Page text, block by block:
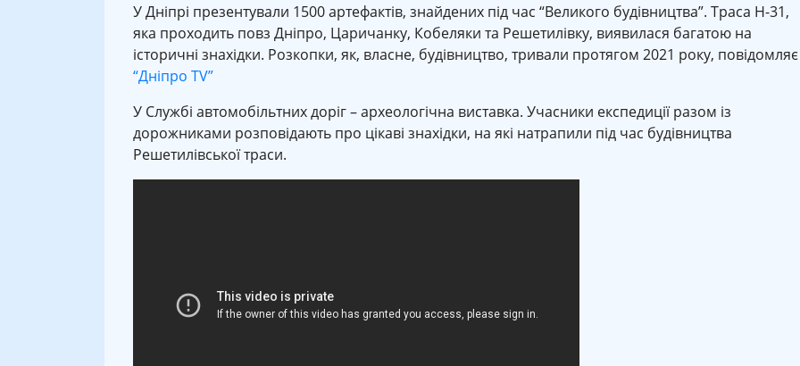
У Дніпрі презентували 1500 артефактів, знайдених під час “Великого будівництва”. Траса Н-31,
яка проходить повз Дніпро, Царичанку, Кобеляки та Решетилівку, виявилася багатою на
історичні знахідки. Розкопки, як, власне, будівництво, тривали протягом 2021 року, повідомляє
“Дніпро TV”
У Службі автомобільтних доріг – археологічна виставка. Учасники експедиції разом із
дорожниками розповідають про цікаві знахідки, на які натрапили під час будівництва
Решетилівської траси.